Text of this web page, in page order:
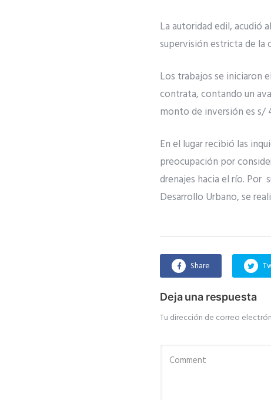
La autoridad edil, acudió
supervisión estricta de la
Los trabajos se iniciaron
contrata, contando un
monto de inversión es s/
En el lugar recibió las
preocupación por
drenajes hacia el río. Por
Desarrollo Urbano, se
Share
Deja una respuesta
Tu dirección de correo